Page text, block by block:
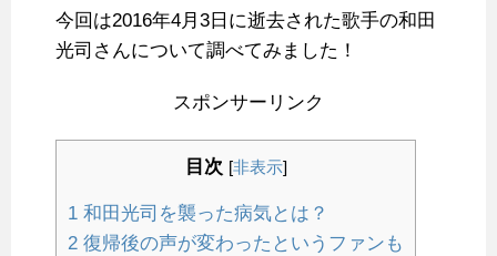
今回は2016年4月3日に逝去された歌手の和田
光司さんについて調べてみました！
スポンサーリンク
目次 [非表示]
1 和田光司を襲った病気とは？
2 復帰後の声が変わったというファンも